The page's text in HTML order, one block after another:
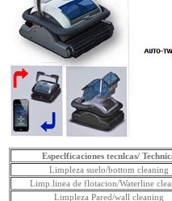
Especlficaciones tecnlcas/
Limpleza suelo/bottom cleaning
Limp.linea de flotacion/Waterline
Limpleza Pared/wall cleaning